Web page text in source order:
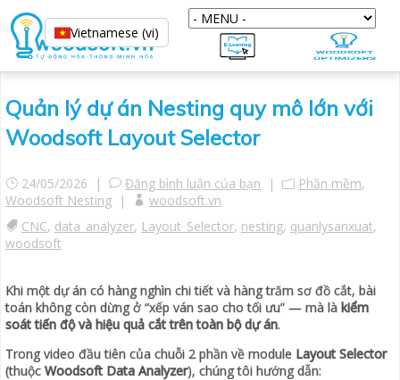
Quản lý dự án Nesting quy mô lớn với
Woodsoft Layout Selector
24/05/2026 | Đăng bình luận của bạn | Phần mềm,
Woodsoft Nesting |
woodsoft.vn
CNC, data_analyzer, Layout_Selector, nesting, quanlysanxuat,
woodsoft
Khi một dự án có hàng nghìn chi tiết và hàng trăm sơ đồ cắt, bài
toán không còn dừng ở “xếp ván sao cho tối ưu” — mà là kiểm
soát tiến độ và hiệu quả cắt trên toàn bộ dự án.
Trong video đầu tiên của chuỗi 2 phần về module Layout Selector
(thuộc Woodsoft Data Analyzer), chúng tôi hướng dẫn:
Vietnamese (vi)